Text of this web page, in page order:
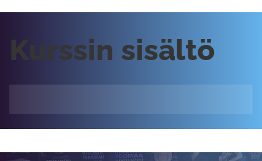
Kurssin sisältö